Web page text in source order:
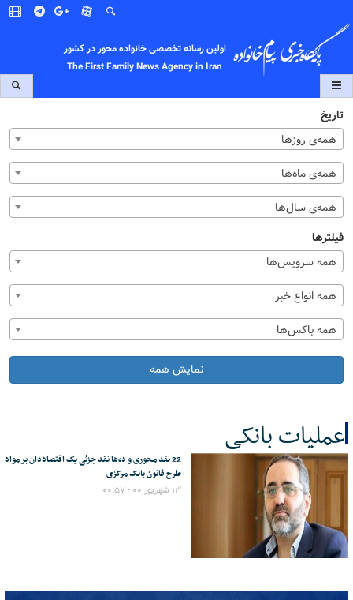
اولین رسانه تخصصی خانواده محور در کشور
The First Family News Agency in Iran
تاریخ
همه‌ی روزها
همه‌ی ماه‌ها
همه‌ی سال‌ها
فیلترها
همه سرویس‌ها
همه انواع خبر
همه باکس‌ها
نمایش همه
عملیات بانکی
کل اخبار:1
22 نقد محوری و ده‌ها نقد جزئی یک اقتصاددان بر مواد
طرح قانون بانک مرکزی
۱۳ شهریور ۰۰ - ۰۰:۵۷